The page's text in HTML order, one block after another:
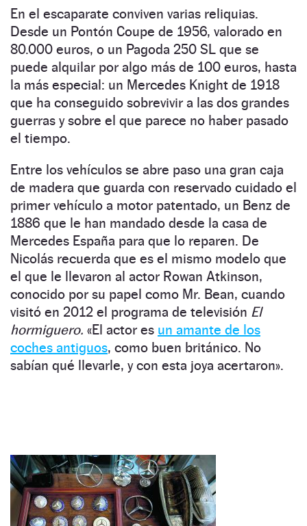
En el escaparate conviven varias reliquias.
Desde un Pontón Coupe de 1956, valorado en
80.000 euros, o un Pagoda 250 SL que se
puede alquilar por algo más de 100 euros, hasta
la más especial: un Mercedes Knight de 1918
que ha conseguido sobrevivir a las dos grandes
guerras y sobre el que parece no haber pasado
el tiempo.
Entre los vehículos se abre paso una gran caja
de madera que guarda con reservado cuidado el
primer vehículo a motor patentado, un Benz de
1886 que le han mandado desde la casa de
Mercedes España para que lo reparen. De
Nicolás recuerda que es el mismo modelo que
el que le llevaron al actor Rowan Atkinson,
conocido por su papel como Mr. Bean, cuando
visitó en 2012 el programa de televisión El
hormiguero. «El actor es un amante de los
coches antiguos, como buen británico. No
sabían qué llevarle, y con esta joya acertaron».